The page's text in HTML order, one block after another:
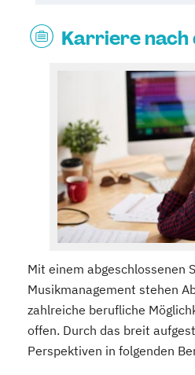
Karriere nach
Mit einem abgeschlossenen
Musikmanagement stehen
zahlreiche berufliche
offen. Durch das breit
Perspektiven in folgenden